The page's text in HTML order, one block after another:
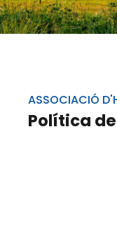
NOTICIES
BORSA DE
ASSOCIACIÓ
Política